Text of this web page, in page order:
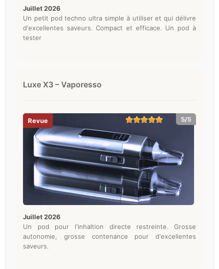
juillet 2026
Un petit pod techno ultra simple à utiliser et qui délivre
d'excellentes saveurs. Compact et efficace. Un pod à
tester
Luxe X3 – Vaporesso
5/5
juillet 2026
Un pod pour l'inhaltion directe restreinte. Grosse
autonomie, grosse contenance pour d'excellentes
saveurs.